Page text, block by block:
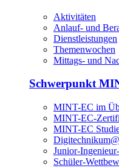
Aktivitäten
Anlauf- und
Dienstleistungen
Themenwochen
Mittags- und
Schwerpunkt
MINT-EC im
MINT-EC-
MINT-EC
Junior-
Schüler-